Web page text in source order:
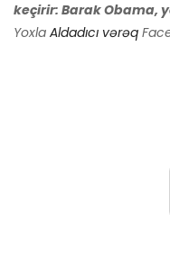
keçirir: Barak Obama,
Yoxla Aldadıcı vərəq